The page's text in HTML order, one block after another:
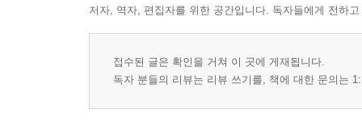
저자, 역자, 편집자를 위한 공간입니다. 독자들에게 전하
접수된 글은 확인을 거쳐 이 곳에 게재됩니다.
독자 분들의 리뷰는 리뷰 쓰기를, 책에 대한 문의는